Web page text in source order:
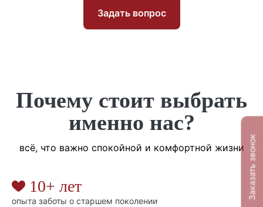
Задать вопрос
Почему стоит выбрать
именно нас?
всё, что важно спокойной и комфортной жизни
10+ лет
опыта заботы о старшем поколении
Заказать звонок